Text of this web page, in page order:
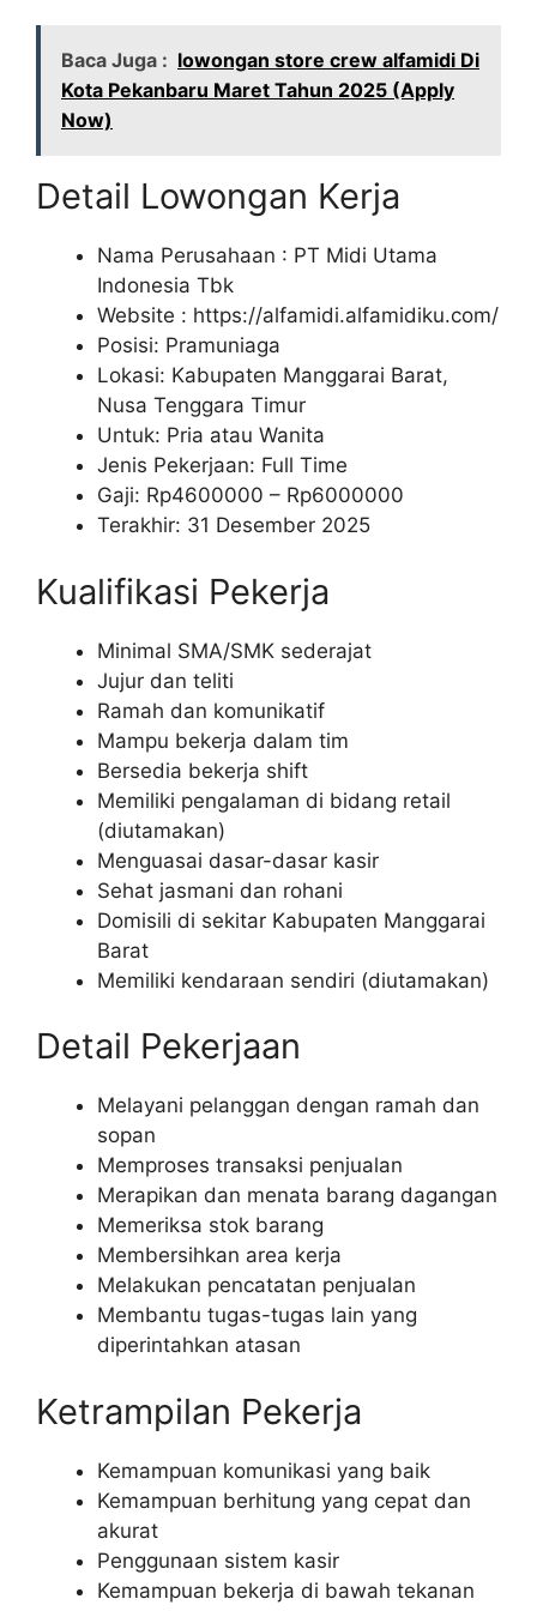
Baca Juga : lowongan store crew alfamidi Di
Kota Pekanbaru Maret Tahun 2025 (Apply
Now)
Detail Lowongan Kerja
Nama Perusahaan : PT Midi Utama
Indonesia Tbk
Website : https://alfamidi.alfamidiku.com/
Posisi: Pramuniaga
Lokasi: Kabupaten Manggarai Barat,
Nusa Tenggara Timur
Untuk: Pria atau Wanita
Jenis Pekerjaan: Full Time
Gaji: Rp4600000 – Rp6000000
Terakhir: 31 Desember 2025
Kualifikasi Pekerja
Minimal SMA/SMK sederajat
Jujur dan teliti
Ramah dan komunikatif
Mampu bekerja dalam tim
Bersedia bekerja shift
Memiliki pengalaman di bidang retail
(diutamakan)
Menguasai dasar-dasar kasir
Sehat jasmani dan rohani
Domisili di sekitar Kabupaten Manggarai
Barat
Memiliki kendaraan sendiri (diutamakan)
Detail Pekerjaan
Melayani pelanggan dengan ramah dan
sopan
Memproses transaksi penjualan
Merapikan dan menata barang dagangan
Memeriksa stok barang
Membersihkan area kerja
Melakukan pencatatan penjualan
Membantu tugas-tugas lain yang
diperintahkan atasan
Ketrampilan Pekerja
Kemampuan komunikasi yang baik
Kemampuan berhitung yang cepat dan
akurat
Penggunaan sistem kasir
Kemampuan bekerja di bawah tekanan